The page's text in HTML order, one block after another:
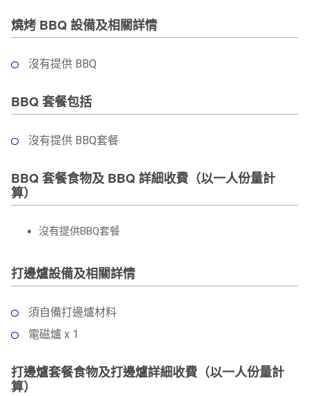
燒烤 BBQ 設備及相關詳情
沒有提供 BBQ
BBQ 套餐包括
沒有提供 BBQ套餐
BBQ 套餐食物及 BBQ 詳細收費（以一人份量計
算）
沒有提供BBQ套餐
打邊爐設備及相關詳情
須自備打邊爐材料
電磁爐 x 1
打邊爐套餐食物及打邊爐詳細收費（以一人份量計
算）